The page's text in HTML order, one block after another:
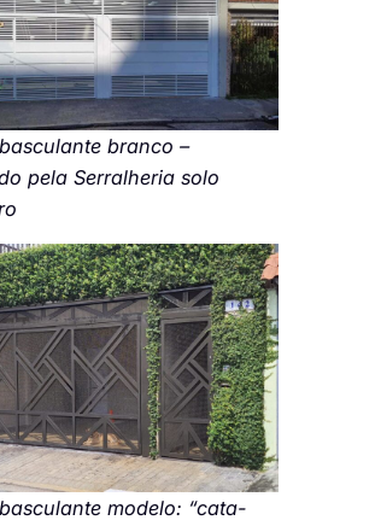
branco –
pela Serralheria solo
modelo: “cata-